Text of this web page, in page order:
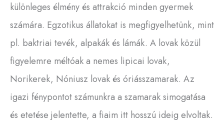
különleges élmény és attrakció minden gyermek
számára. Egzotikus állatokat is megfigyelhetünk, mint
pl. baktriai tevék, alpakák és lámák. A lovak közül
figyelemre méltóak a nemes lipicai lovak,
Norikerek, Nóniusz lovak és óriásszamarak. Az
igazi fénypontot számunkra a szamarak simogatása
és etetése jelentette, a fiaim itt hosszú ideig elvoltak.